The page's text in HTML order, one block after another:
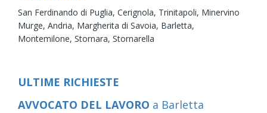
San Ferdinando di Puglia, Cerignola, Trinitapoli, Minervino
Murge, Andria, Margherita di Savoia, Barletta,
Montemilone, Stornara, Stornarella
ULTIME RICHIESTE
AVVOCATO DEL LAVORO a Barletta